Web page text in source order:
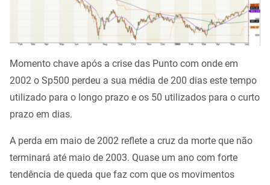
Momento chave após a crise das Punto com onde em
2002 o Sp500 perdeu a sua média de 200 dias este tempo
utilizado para o longo prazo e os 50 utilizados para o curto
prazo em dias.
A perda em maio de 2002 reflete a cruz da morte que não
terminará até maio de 2003. Quase um ano com forte
tendência de queda que faz com que os movimentos